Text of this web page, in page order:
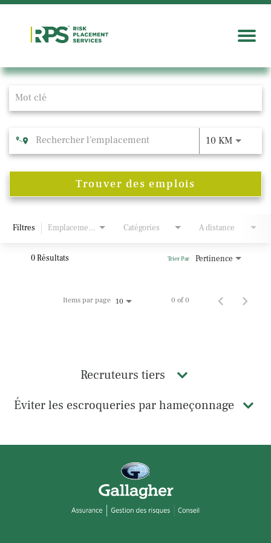
Job Search Page
10 KM
Trouver des emplois
Filtres Emplacements Catégories À distance
0 Résultats Pertinence
Trier Par
Items par page 10 0 of 0
Recruteurs tiers
Éviter les escroqueries par hameçonnage